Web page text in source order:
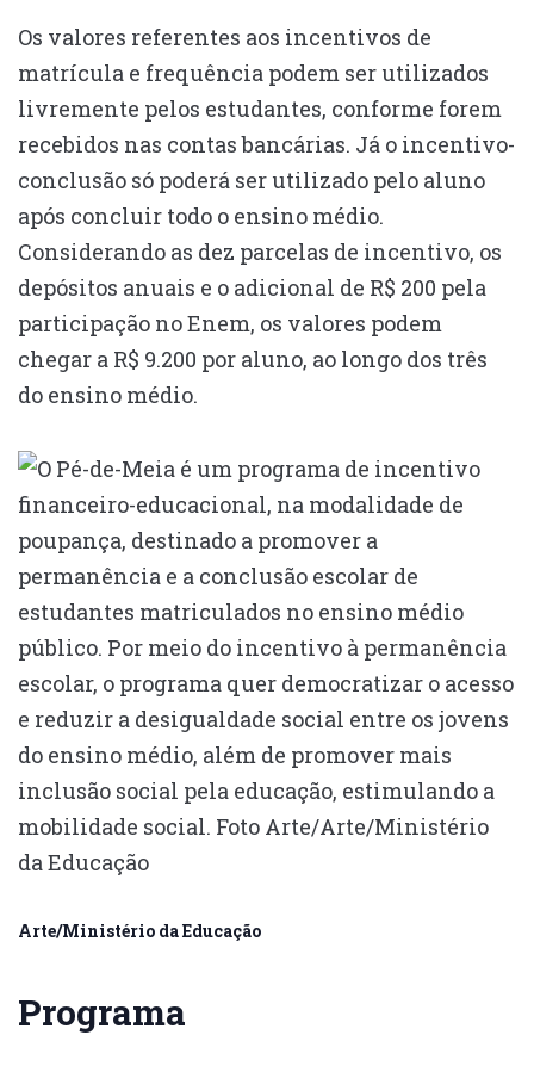
Os valores referentes aos incentivos de
matrícula e frequência podem ser utilizados
livremente pelos estudantes, conforme forem
recebidos nas contas bancárias. Já o incentivo-
conclusão só poderá ser utilizado pelo aluno
após concluir todo o ensino médio.
Considerando as dez parcelas de incentivo, os
depósitos anuais e o adicional de R$ 200 pela
participação no Enem, os valores podem
chegar a R$ 9.200 por aluno, ao longo dos três
do ensino médio.
Arte/Ministério da Educação
Programa